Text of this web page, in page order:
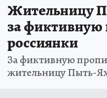
Жительницу
за фиктивную
россиянки
За фиктивную
жительницу Пыть-